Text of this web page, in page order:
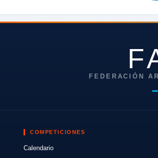
FEDERACIÓN
COMPETICIONES
Calendario